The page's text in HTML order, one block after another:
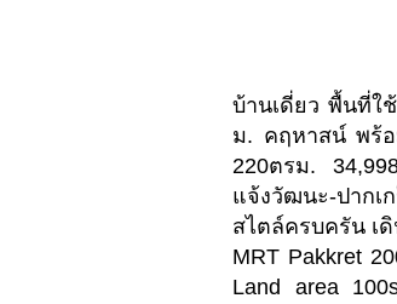
บ้านเดี่ยว พื้นที่ใ
ม. คฤหาสน์ พร้
220ตรม.
แจ้งวัฒนะ-ปากเ
สไตล์ครบครัน เ
MRT Pakkret
Land area